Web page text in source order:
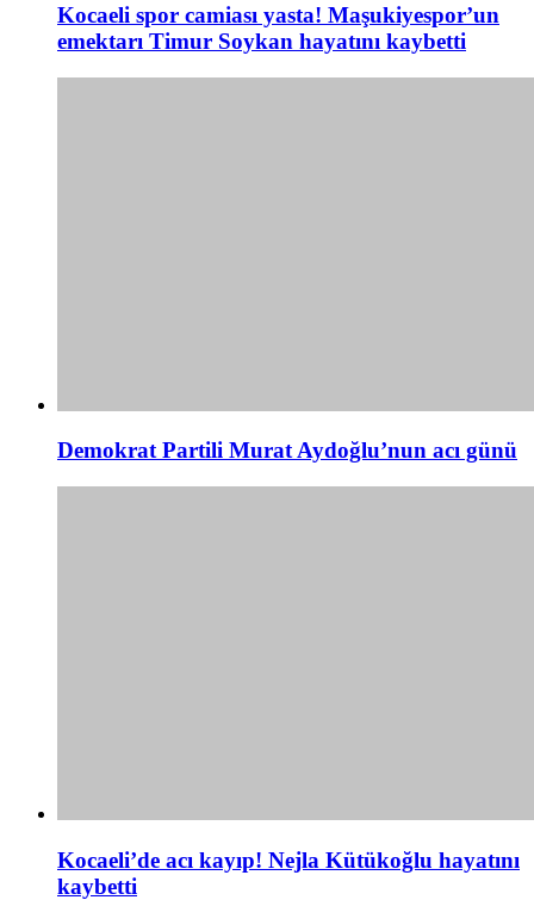
Kocaeli spor camiası yasta! Maşukiyespor’un
emektarı Timur Soykan hayatını kaybetti
Demokrat Partili Murat Aydoğlu’nun acı günü
Kocaeli’de acı kayıp! Nejla Kütükoğlu hayatını
kaybetti